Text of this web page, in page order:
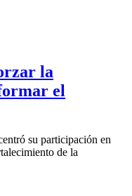
la
el
su participación en
de la